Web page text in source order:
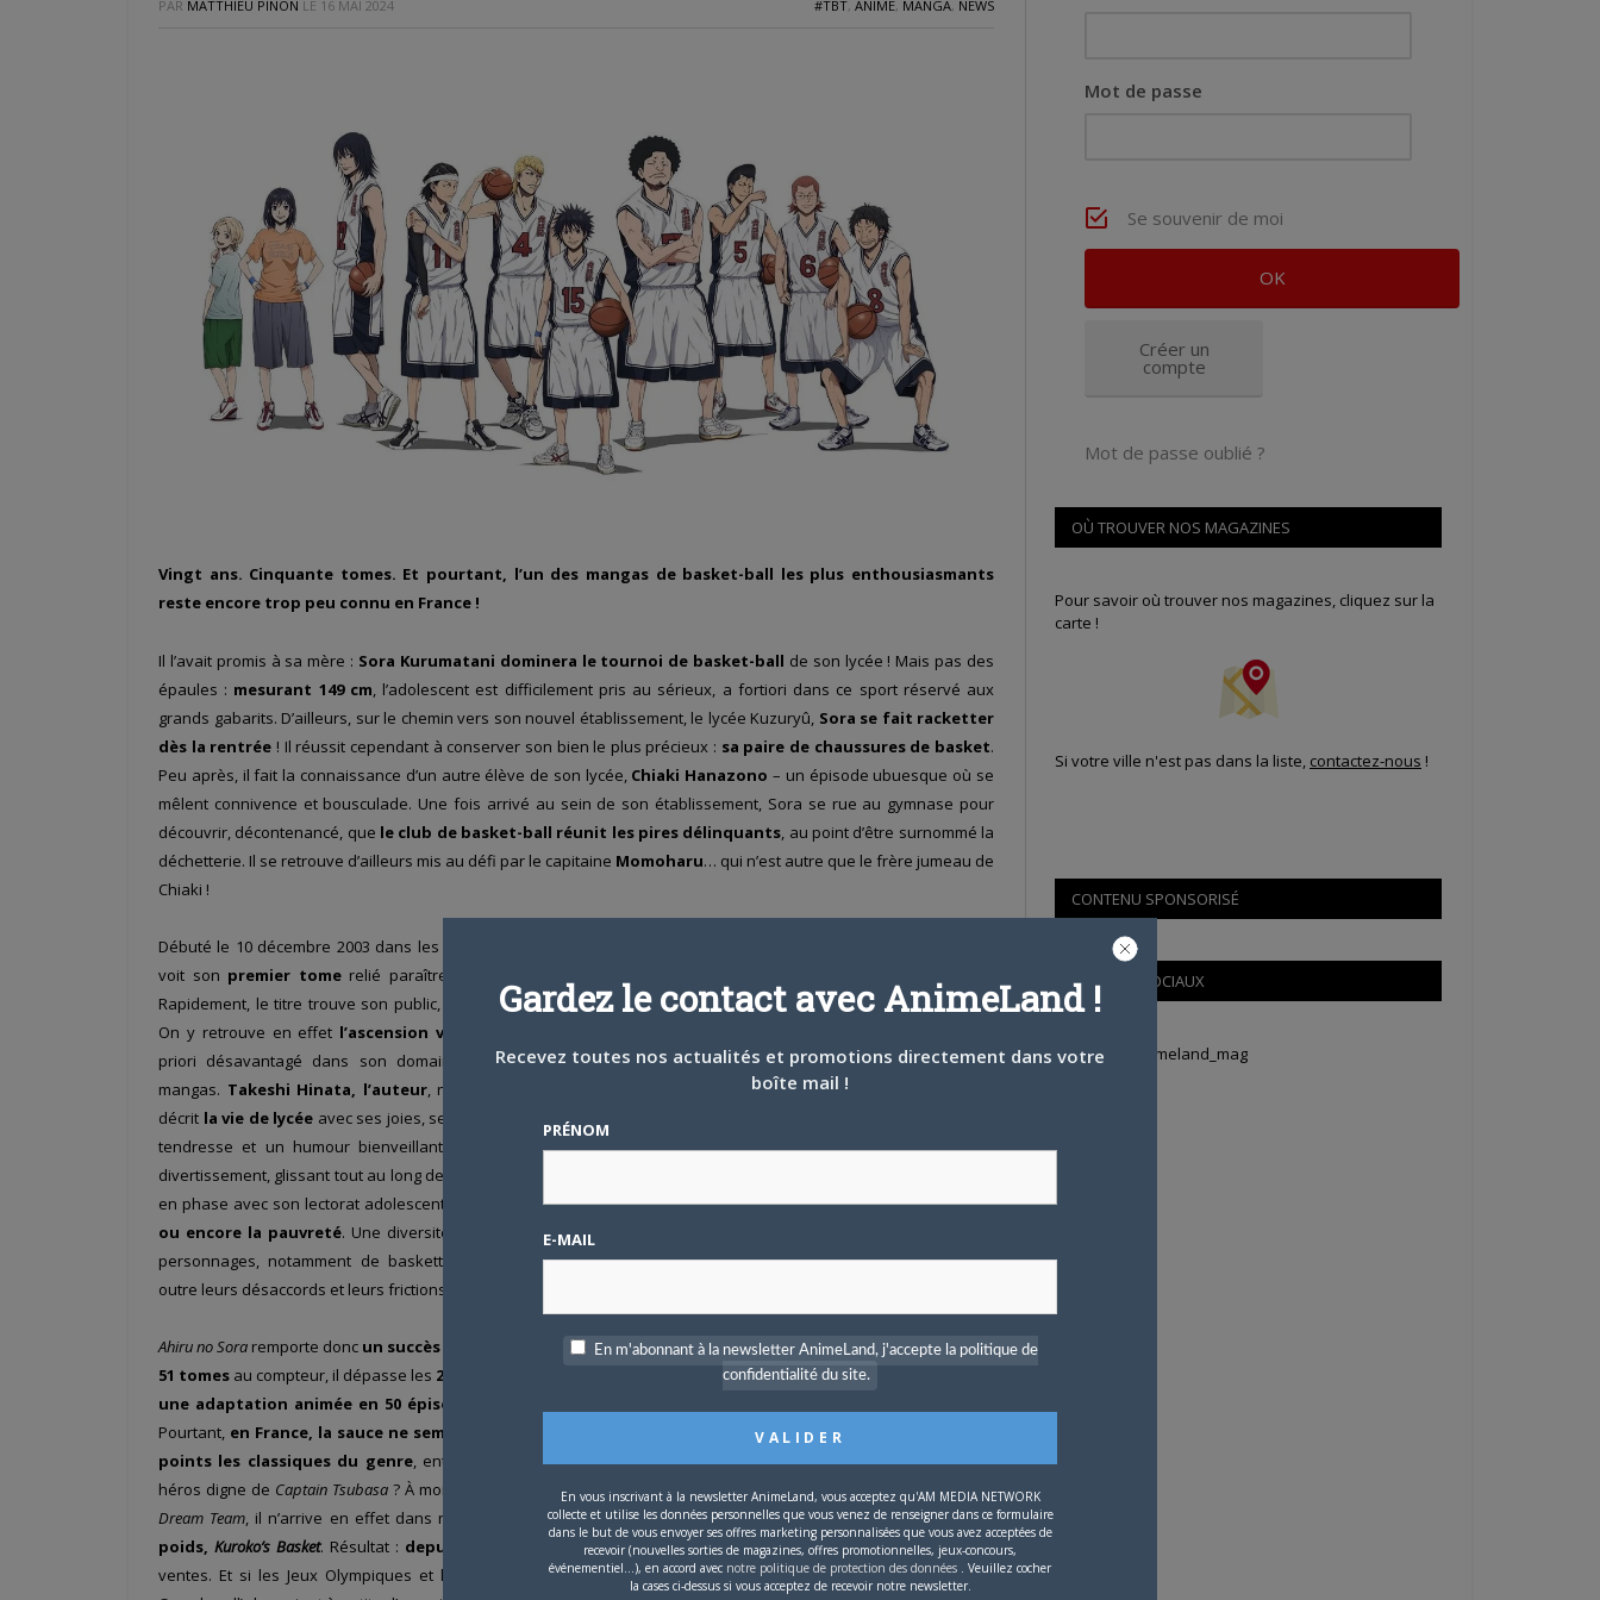
PAR MATTHIEU PINON LE 16 MAI 2024 #TBT, ANIME, MANGA, NEWS
Vingt ans. Cinquante tomes. Et pourtant, l’un des mangas de basket-ball les plus enthousiasmants
reste encore trop peu connu en France !
Il l’avait promis à sa mère : Sora Kurumatani dominera le tournoi de basket-ball de son lycée ! Mais pas des
épaules : mesurant 149 cm , l’adolescent est difficilement pris au sérieux, a fortiori dans ce sport réservé aux
grands gabarits. D’ailleurs, sur le chemin vers son nouvel établissement, le lycée Kuzuryû, Sora se fait racketter
dès la rentrée ! Il réussit cependant à conserver son bien le plus précieux : sa paire de chaussures de basket.
Peu après, il fait la connaissance d’un autre élève de son lycée, Chiaki Hanazono – un épisode ubuesque où se
mêlent connivence et bousculade. Une fois arrivé au sein de son établissement, Sora se rue au gymnase pour
découvrir, décontenancé, que le club de basket-ball réunit les pires délinquants , au point d’être surnommé la
déchetterie. Il se retrouve d’ailleurs mis au défi par le capitaine Momoharu… qui n’est autre que le frère jumeau de
Chiaki !
Débuté le 10 décembre 2003 dans les pages du
voit son premier tomerelié paraître
Rapidement, le titre trouve son public, grâce à son subtil mélange des genres.
On y retrouve en effet l’ascension vers le sommet d’un jeune sportif
priori désavantagé dans son domaine, un thème au cœur de nombreux
mangas. Takeshi Hinata, l’auteur, ne se limite pas au terrain de jeu, mais
décrit la vie de lycée avec ses joies, ses peines et ses premières amours, avec
tendresse et un humour bienveillant. Il propose surtout plus qu’un simple
divertissement, glissant tout au long de son manga
en phase avec son lectorat adolescent :
le harcèlement scolaire, le divorce,
ou encore la pauvreté. Une diversité rendue possible grâce à la palette de
personnages, notamment de basketteurs, qui doivent apprendre à passer
outre leurs désaccords et leurs frictions.
Ahiru no Sora remporte donc un succès croissant au fil des années au Japon. Toujours en cours aujourd’hui avec
51 tomes au compteur, il dépasse les 25 millions d’exemplaires
vendus. Preuve de sa popularité, il obtient même
une adaptation animée en 50 épisodes
Pourtant, en France, la sauce ne semble pas avoir pris
le manga rappelle par certains
points les classiques du genre, entre les voyous basketteurs deSlam Dunket l’entrain inébranlable de son
héros digne de Captain Tsubasa ? À moins que les éditions Glénatn’aient trop tardé à le sortir en VF ? Réintitulé
Dream Team, il n’arrive en effet dans nos libraires qu’à partir de 2011 etdoit faire face à un concurrent de
poids,Kuroko’s Basket. Résultat : depuis 2015, il ne sort plus qu’en tome doubleafin d’atténuer ses faibles
ventes. Et si les Jeux Olympiques et la mise au catalogue récente de la série animée sur Netflix (en plus de
Mot de passe
Se souvenir de moi
Créer un
compte
Mot de passe oublié ?
OÙ TROUVER NOS MAGAZINES
Pour savoir où trouver nos magazines, cliquez sur la
carte !
Si votre ville n'est pas dans la liste, contactez-nous !
CONTENU SPONSORISÉ
RÉSEAUX SOCIAUX
Tweets by Animeland_mag
Gardez le contact avec AnimeLand !
Recevez toutes nos actualités et promotions directement dans votre
boîte mail !
PRÉNOM
E-MAIL
En m'abonnant à la newsletter AnimeLand, j'accepte la politique de
confidentialité du site.
En vous inscrivant à la newsletter AnimeLand, vous acceptez qu'AM MEDIA NETWORK
collecte et utilise les données personnelles que vous venez de renseigner dans ce formulaire
dans le but de vous envoyer ses offres marketing personnalisées que vous avez acceptées de
recevoir (nouvelles sorties de magazines, offres promotionnelles, jeux-concours,
événementiel...), en accord avec notre politique de protection des données . Veuillez cocher
la cases ci-dessus si vous acceptez de recevoir notre newsletter.